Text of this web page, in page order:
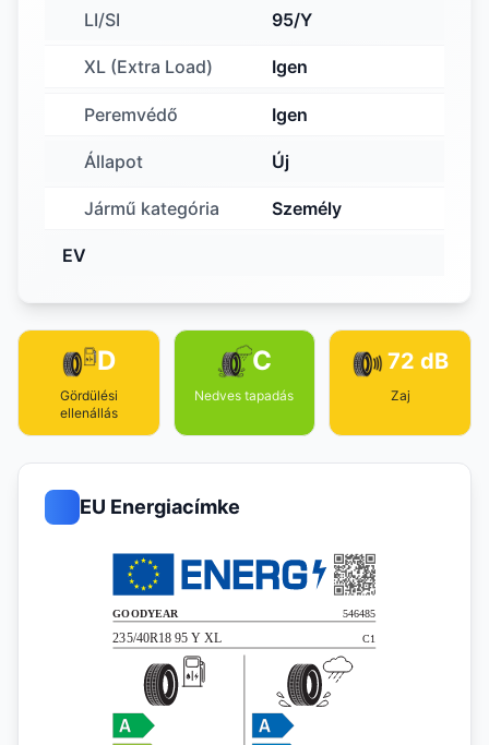
LI/SI 95/Y
XL (Extra Load) Igen
Peremvédő Igen
Állapot Új
Jármű kategória Személy
EV
D
Gördülési
ellenállás
C
Nedves tapadás
72 dB
Zaj
EU Energiacímke